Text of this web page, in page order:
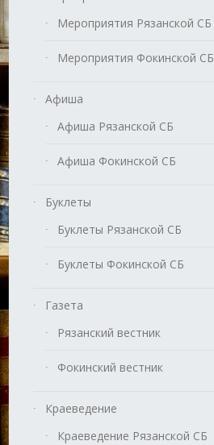
Мероприятия Рязанской СБ
Мероприятия Фокинской СБ
Афиша
Афиша Рязанской СБ
Афиша Фокинской СБ
Буклеты
Буклеты Рязанской СБ
Буклеты Фокинской СБ
Газета
Рязанский вестник
Фокинский вестник
Краеведение
Краеведение Рязанской СБ